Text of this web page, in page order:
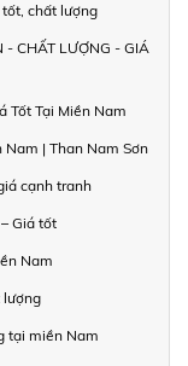
chất lượng
CHẤT LƯỢNG - GIÁ
Tốt Tại Miền Nam
| Than Nam Sơn
cạnh tranh
Giá tốt
Nam
lượng
tại miền Nam